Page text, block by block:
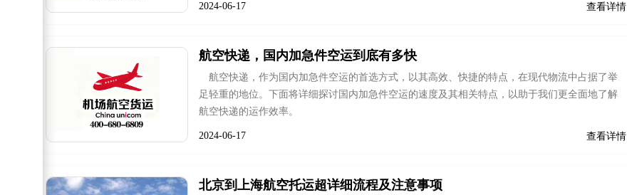
2024-06-17 查看详情
航空快递，国内加急件空运到底有多快
航空快递，作为国内加急件空运的首选方式，以其高效、快捷的特点，在现代物流中占据了举
足轻重的地位。下面将详细探讨国内加急件空运的速度及其相关特点，以助于我们更全面地了解
航空快递的运作效率。
2024-06-17 查看详情
北京到上海航空托运超详细流程及注意事项